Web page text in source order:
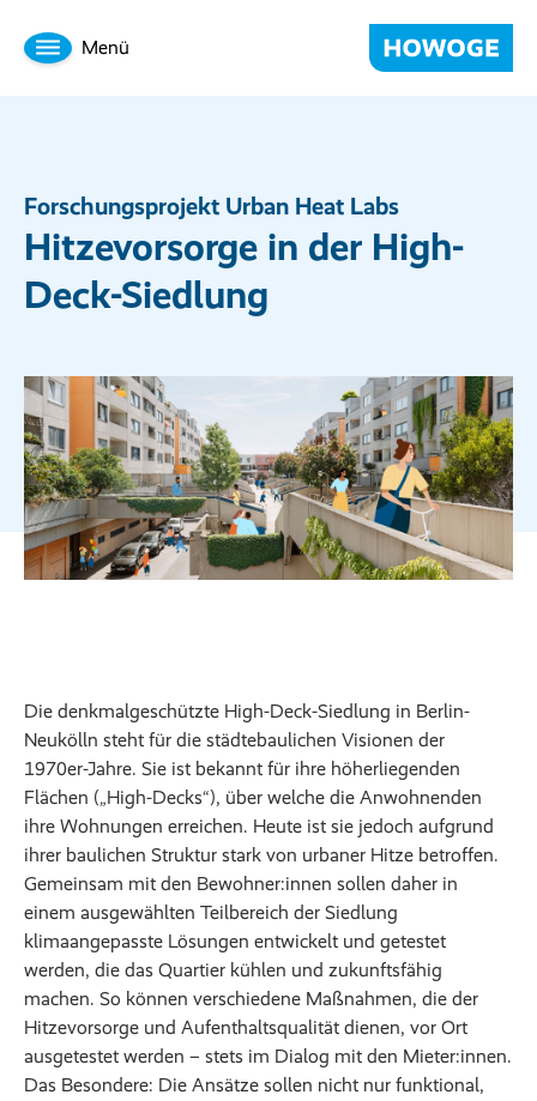
Menü
Forschungsprojekt Urban Heat Labs
Hitzevorsorge in der High-
Deck-Siedlung
Die denkmalgeschützte High-Deck-Siedlung in Berlin-
Neukölln steht für die städtebaulichen Visionen der
1970er-Jahre. Sie ist bekannt für ihre höherliegenden
Flächen („High-Decks“), über welche die Anwohnenden
ihre Wohnungen erreichen. Heute ist sie jedoch aufgrund
ihrer baulichen Struktur stark von urbaner Hitze betroffen.
Gemeinsam mit den Bewohner:innen sollen daher in
einem ausgewählten Teilbereich der Siedlung
klimaangepasste Lösungen entwickelt und getestet
werden, die das Quartier kühlen und zukunftsfähig
machen. So können verschiedene Maßnahmen, die der
Hitzevorsorge und Aufenthaltsqualität dienen, vor Ort
ausgetestet werden – stets im Dialog mit den Mieter:innen.
Das Besondere: Die Ansätze sollen nicht nur funktional,